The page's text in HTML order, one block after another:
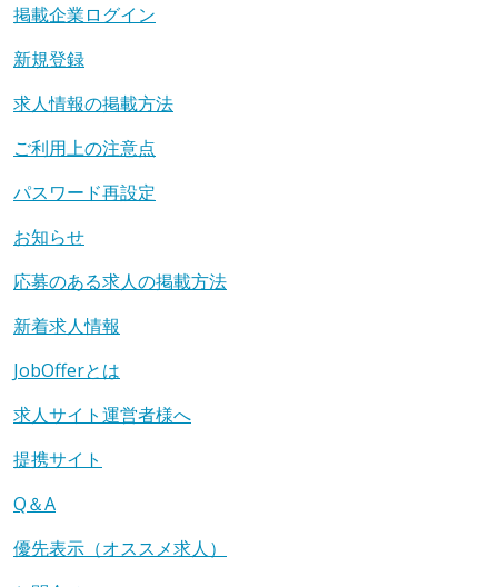
掲載企業ログイン
新規登録
求人情報の掲載方法
ご利用上の注意点
パスワード再設定
お知らせ
応募のある求人の掲載方法
新着求人情報
JobOfferとは
求人サイト運営者様へ
提携サイト
Q＆A
優先表示（オススメ求人）